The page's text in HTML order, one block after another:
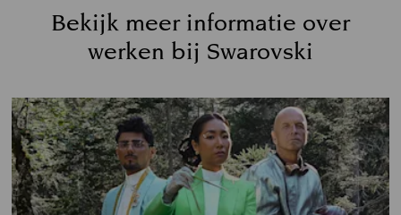
Bekijk meer informatie over
werken bij Swarovski